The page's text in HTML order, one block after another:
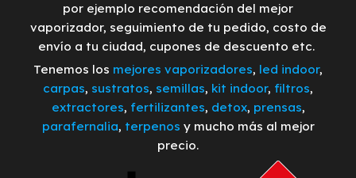
por ejemplo recomendación del mejor
vaporizador, seguimiento de tu pedido, costo de
envío a tu ciudad, cupones de descuento etc.
Tenemos los mejores vaporizadores, led indoor,
carpas, sustratos, semillas, kit indoor, filtros,
extractores, fertilizantes, detox, prensas,
parafernalia, terpenos y mucho más al mejor
precio.